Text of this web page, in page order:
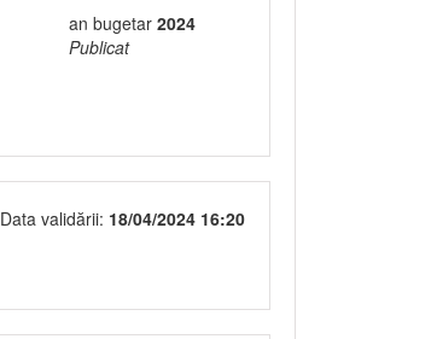
an bugetar 2024
Publicat
Data validării: 18/04/2024 16:20